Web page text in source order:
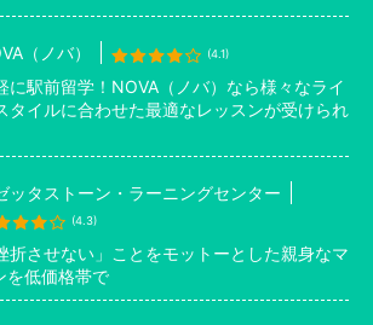
（ノバ） (4.1)
に駅前留学！NOVA（ノバ）なら様々なライ
タイルに合わせた最適なレッスンが受けられ
ッタストーン・ラーニングセンター
(4.3)
折させない」ことをモットーとした親身なマ
を低価格帯で